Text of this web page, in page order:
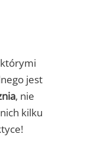
jest
, nie
kilku